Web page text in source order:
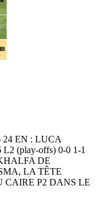
24 EN : LUCA
(play-offs) 0-0 1-1
DE
LA TÊTE
CAIRE P2 DANS LE